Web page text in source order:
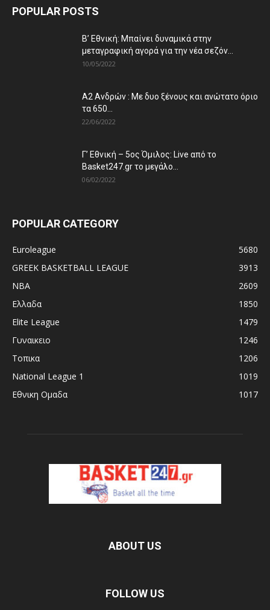
POPULAR POSTS
Β’ Εθνική: Μπαίνει δυναμικά στην
μεταγραφική αγορά για την νέα σεζόν...
10/05/2022
Α2 Ανδρών : Με δυο ξένους και ανώτατο όριο
τα 650...
22/06/2022
Γ’ Εθνική – 5ος Όμιλος: Live από το
Basket247.gr το μεγάλο...
06/02/2022
POPULAR CATEGORY
Euroleague
5680
GREEK BASKETBALL LEAGUE
3913
NBA
2609
Ελλαδα
1850
Elite League
1479
Γυναικειο
1246
Τοπικα
1206
National League 1
1019
Εθνικη Ομαδα
1017
ABOUT US
FOLLOW US